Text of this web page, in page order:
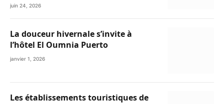
s’enflamment !
juin 24, 2026
La douceur hivernale s’invite à
l’hôtel El Oumnia Puerto
janvier 1, 2026
Les établissements touristiques de